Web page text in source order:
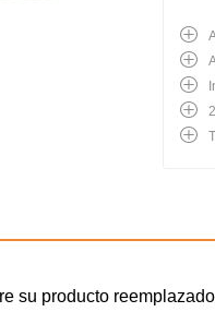
su producto